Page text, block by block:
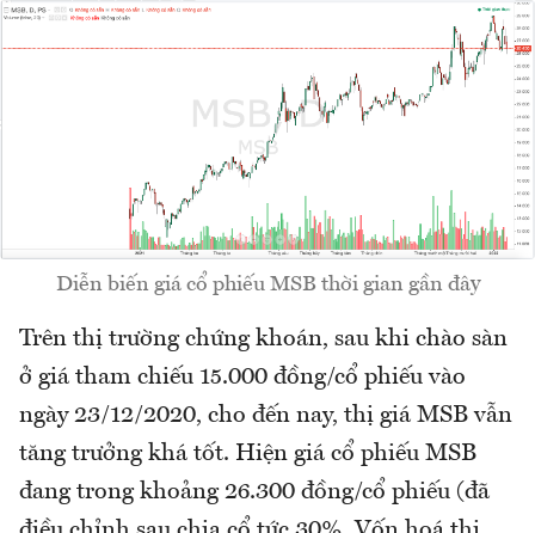
Diễn biến giá cổ phiếu MSB thời gian gần đây
Trên thị trường chứng khoán, sau khi chào sàn
ở giá tham chiếu 15.000 đồng/cổ phiếu vào
ngày 23/12/2020, cho đến nay, thị giá MSB vẫn
tăng trưởng khá tốt. Hiện giá cổ phiếu MSB
đang trong khoảng 26.300 đồng/cổ phiếu (đã